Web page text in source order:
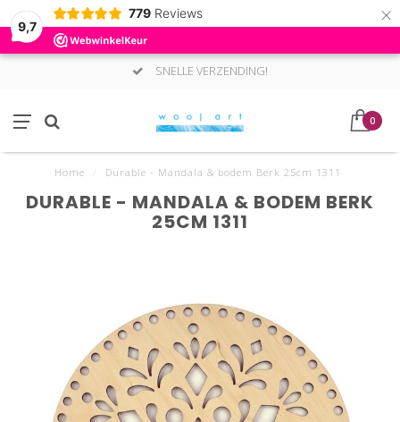
9,7
779 Reviews ×
SNELLE VERZENDING!
0
Home Durable - Mandala & bodem Berk 25cm 1311
DURABLE - MANDALA & BODEM BERK
25CM 1311